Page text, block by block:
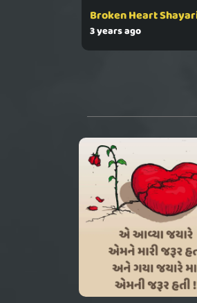
Broken Heart
3 years ago